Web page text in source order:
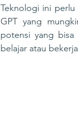
Teknologi ini perlu
GPT yang
potensi yang bisa
belajar atau